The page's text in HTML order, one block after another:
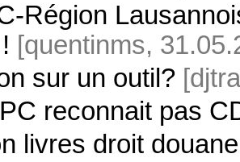
Région
[quentinms,
sur un outil?
reconnait pas
livres droit douane